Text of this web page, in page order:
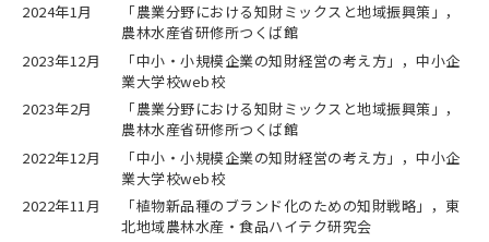
2024年1月
「農業分野における知財ミックスと地域振興策」，
農林水産省研修所つくば館
2023年12月
「中小・小規模企業の知財経営の考え方」，中小企
業大学校web校
2023年2月
「農業分野における知財ミックスと地域振興策」，
農林水産省研修所つくば館
2022年12月
「中小・小規模企業の知財経営の考え方」，中小企
業大学校web校
2022年11月
「植物新品種のブランド化のための知財戦略」，東
北地域農林水産・食品ハイテク研究会